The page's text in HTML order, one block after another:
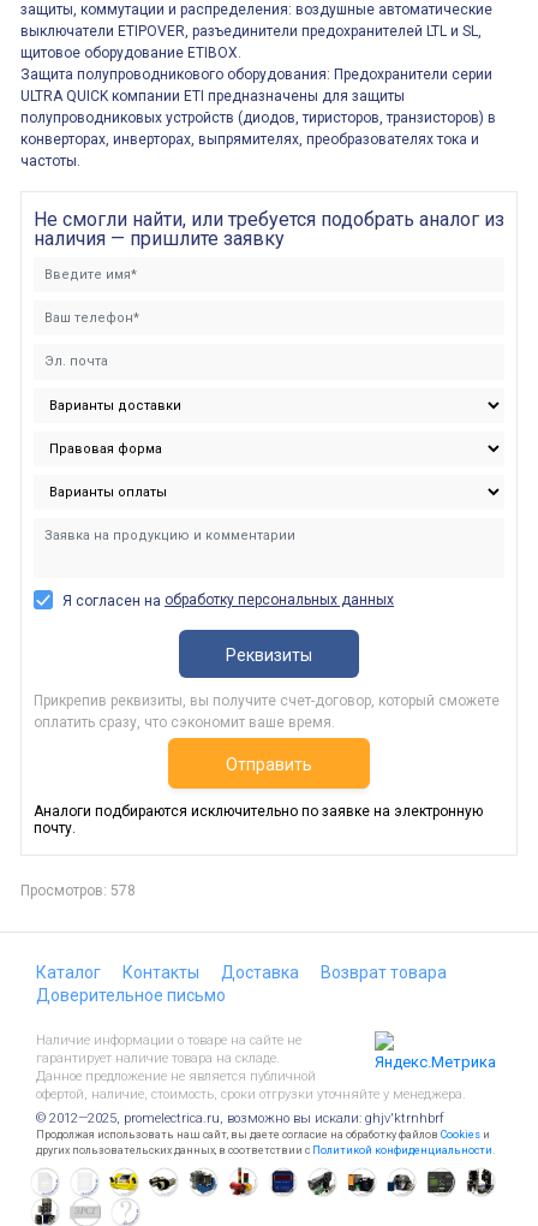
защиты, коммутации и распределения: воздушные автоматические
выключатели ETIPOVER, разъединители предохранителей LTL и SL,
щитовое оборудование ETIBOX.
Защита полупроводникового оборудования: Предохранители серии
ULTRA QUICK компании ETI предназначены для защиты
полупроводниковых устройств (диодов, тиристоров, транзисторов) в
конверторах, инверторах, выпрямителях, преобразователях тока и
частоты.
Не смогли найти, или требуется подобрать аналог из
наличия — пришлите заявку
Я согласен на обработку персональных данных
Реквизиты
Прикрепив реквизиты, вы получите счет-договор, который сможете
оплатить сразу, что сэкономит ваше время.
Отправить
Аналоги подбираются исключительно по заявке на электронную
почту.
Просмотров: 578
Каталог Контакты Доставка
Возврат товара
Доверительное письмо
Наличие информации о товаре на сайте не
гарантирует наличие товара на складе.
Данное предложение не является публичной
офертой, наличие, стоимость, сроки отгрузки уточняйте у менеджера.
© 2012—2025, promelectrica.ru, возможно вы искали: ghjv'ktrnhbrf
Продолжая использовать наш сайт, вы даете согласие на обработку файлов Cookies и
других пользовательских данных, в соответствии с Политикой конфиденциальности.